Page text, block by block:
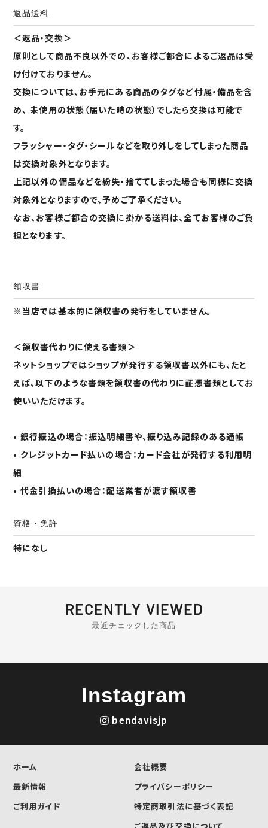
返品送料
＜返品・交換＞
原則として商品不良以外での、お客様ご都合によるご返品は受
け付けておりません。
交換については、お手元にある商品のタグなど付属・備品を含
め、 未使用の状態（届いた時の状態）でしたら交換は可能で
す。
フラッシャー・タグ・シールなどを取り外しをしてしまった商品
は交換対象外となります。
上記以外の備品などを紛失・捨ててしまった場合も同様に交換
対象外となりますので、予めご了承ください。
なお、お客様ご都合の交換に掛かる送料は、全てお客様のご負
担となります。
領収書
※当店では基本的に領収書の発行をしていません。
＜領収書代わりに使える書類＞
ネットショップではショップが発行する領収書以外にも、たと
えば、以下のような書類を領収書の代わりに証憑書類としてお
使いいただけます。
• 銀行振込の場合：振込明細書や、振り込み記録のある通帳
• クレジットカード払いの場合：カード会社が発行する利用明
細
• 代金引換払いの場合：配送業者が渡す領収書
資格・免許
特になし
RECENTLY VIEWED
最近チェックした商品
Instagram
bendavisjp
ホーム
最新情報
ご利用ガイド
会社概要
プライバシーポリシー
特定商取引法に基づく表記